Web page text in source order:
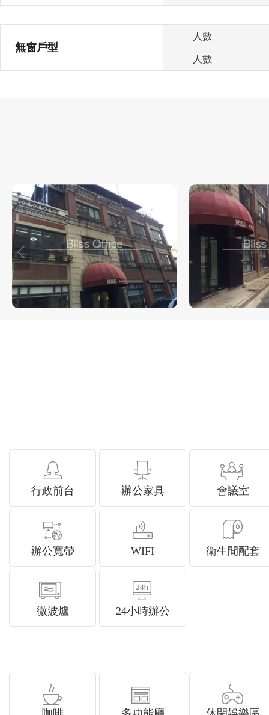
無窗戶型
人數
人數
行政前台 辦公家具 會議室
辦公寬帶 WIFI 衛生間配套
微波爐 24小時辦公